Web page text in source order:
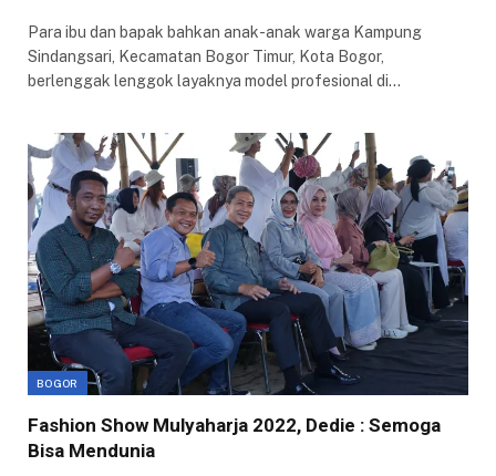
Para ibu dan bapak bahkan anak-anak warga Kampung
Sindangsari, Kecamatan Bogor Timur, Kota Bogor,
berlenggak lenggok layaknya model profesional di…
BOGOR
Fashion Show Mulyaharja 2022, Dedie : Semoga
Bisa Mendunia